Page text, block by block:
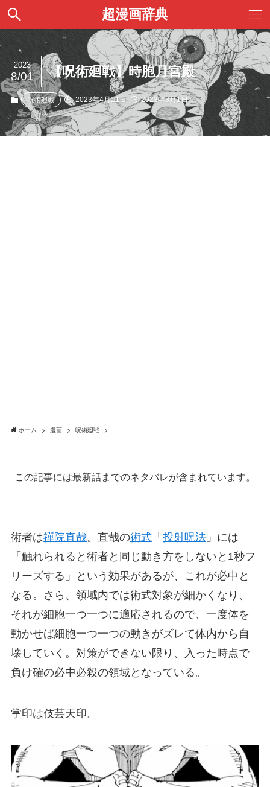
超漫画辞典
【呪術廻戦】時胞月宮殿
2023
8/01
呪術廻戦 2023年4月11日 2023年8月1日
ホーム 漫画 呪術廻戦
この記事には最新話までのネタバレが含まれています。
術者は禪院直哉。直哉の術式「 投射呪法」には
「触れられると術者と同じ動き方をしないと1秒フ
リーズする」という効果があるが、これが必中と
なる。さら、領域内では術式対象が細かくなり、
それが細胞一つ一つに適応されるので、一度体を
動かせば細胞一つ一つの動きがズレて体内から自
壊していく。対策ができない限り、入った時点で
負け確の必中必殺の領域となっている。
掌印は伎芸天印。